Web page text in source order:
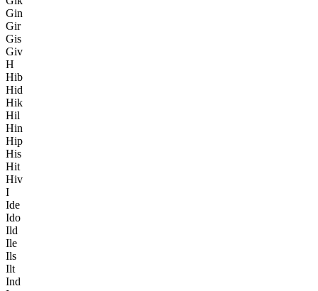
Gin
Gir
Gis
Giv
H
Hib
Hid
Hik
Hil
Hin
Hip
His
Hit
Hiv
I
Ide
Ido
Ild
Ile
Ils
Ilt
Ind